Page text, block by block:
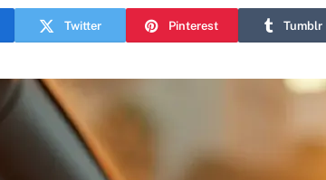
Twitter Pinterest Tumblr